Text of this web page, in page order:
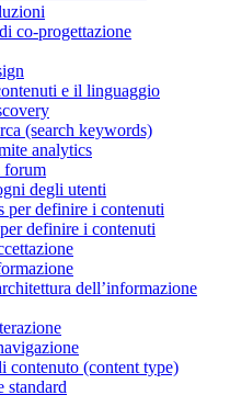
co-progettazione
e il linguaggio
(search keywords)
analytics
forum
degli utenti
per definire i contenuti
definire i contenuti
dell’informazione
contenuto (content type)
standard